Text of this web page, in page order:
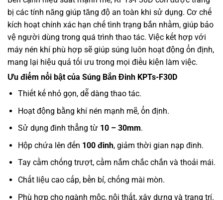
bị các tính năng giúp tăng độ an toàn khi sử dụng. Cơ chế
kích hoạt chính xác hạn chế tình trạng bắn nhầm, giúp bảo
vệ người dùng trong quá trình thao tác. Việc kết hợp với
máy nén khí phù hợp sẽ giúp súng luôn hoạt động ổn định,
mang lại hiệu quả tối ưu trong mọi điều kiện làm việc.
Ưu điểm nổi bật của Súng Bắn Đinh KPTs-F30D
Thiết kế nhỏ gọn, dễ dàng thao tác.
Hoạt động bằng khí nén mạnh mẽ, ổn định.
Sử dụng đinh thẳng từ 10 – 30mm.
Hộp chứa lên đến 100 đinh, giảm thời gian nạp đinh.
Tay cầm chống trượt, cầm nắm chắc chắn và thoải mái.
Chất liệu cao cấp, bền bỉ, chống mài mòn.
Phù hợp cho ngành mộc, nội thất, xây dựng và trang trí.